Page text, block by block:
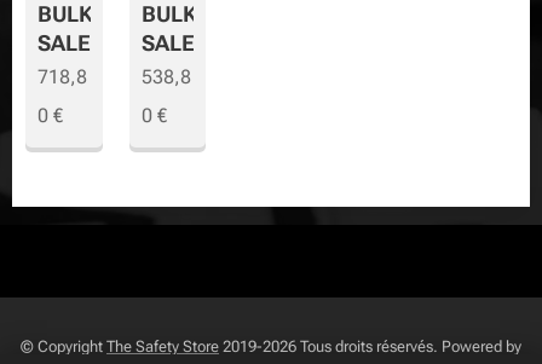
BULK
SALE
718,8
0 €
BULK
SALE
538,8
0€
© Copyright The Safety Store 2019-2026 Tous droits réservés. Powered by